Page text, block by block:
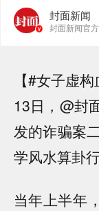
封面新闻
封面新闻官
【#女子虚
13日，@封
发的诈骗案
学风水算卦行
当年上半年